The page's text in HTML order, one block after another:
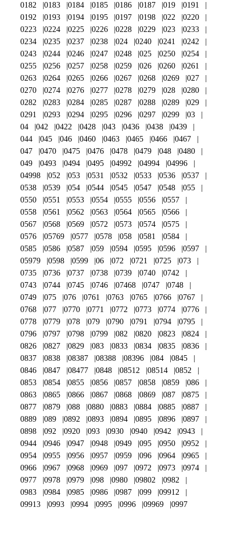
0182
0183 0184 0185 0186 0187 019
0191
0192
0193 0194 0195 0197 0198 022
0220
0223
0224 0225 0226 0228 0229 023
0233
0234
0235 0237 0238 024 0240 0241
0242
0243
0244 0246 0247 0248 025 0250
0254
0255
0256 0257 0258 0259 026 0260
0261
0263
0264 0265 0266 0267 0268 0269
027
0270
0274 0276 0277 0278 0279 028
0280
0282
0283 0284 0285 0287 0288 0289
029
0291
0293 0294 0295 0296 0297 0299
03
04
042 0422 0428 043 0436 0438
0439
044
045 046 0460 0463 0465 0466
0467
047
0470 0475 0476 0478 0479 048
0480
049
0493 0494 0495 04992 04994
04996
04998
052 053 0531 0532 0533 0536
0537
0538
0539 054 0544 0545 0547 0548
055
0550
0551 0553 0554 0555 0556
0557
0558
0561 0562 0563 0564 0565
0566
0567
0568 0569 0572 0573 0574
0575
0576
05769 0577 0578 058 0581
0584
0585
0586 0587 059 0594 0595 0596
0597
05979
0598 0599 06 072 0721 0725
073
0735
0736 0737 0738 0739 0740
0742
0743
0744 0745 0746 07468 0747
0748
0749
075 076 0761 0763 0765 0766
0767
0768
077 0770 0771 0772 0773 0774
0776
0778
0779 078 079 0790 0791 0794
0795
0796
0797 0798 0799 082 0820 0823
0824
0826
0827 0829 083 0833 0834 0835
0836
0837
0838 08387 08388 08396 084
0845
0846
0847 08477 0848 08512 08514
0852
0853
0854 0855 0856 0857 0858 0859
086
0863
0865 0866 0867 0868 0869 087
0875
0877
0879 088 0880 0883 0884 0885
0887
0889
089 0892 0893 0894 0895 0896
0897
0898
092 0920 093 0930 0940 0942
0943
0944
0946 0947 0948 0949 095 0950
0952
0954
0955 0956 0957 0959 096 0964
0965
0966
0967 0968 0969 097 0972 0973
0974
0977
0978 0979 098 0980 09802
0982
0983
0984 0985 0986 0987 099
09912
09913
0993 0994 0995 0996 09969 0997